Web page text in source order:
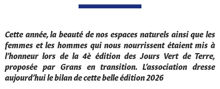
Cette année, la beauté de nos espaces naturels ainsi que les
femmes et les hommes qui nous nourrissent étaient mis à
l’honneur lors de la 4è édition des Jours Vert de Terre,
proposée par Grans en transition. L’association dresse
aujourd’hui le bilan de cette belle édition 2026